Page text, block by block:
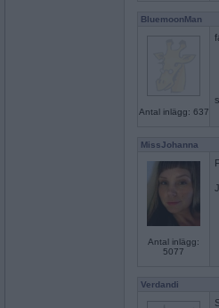
BluemoonMan
Antal inlägg: 637
MissJohanna
Antal inlägg:
5077
Verdandi